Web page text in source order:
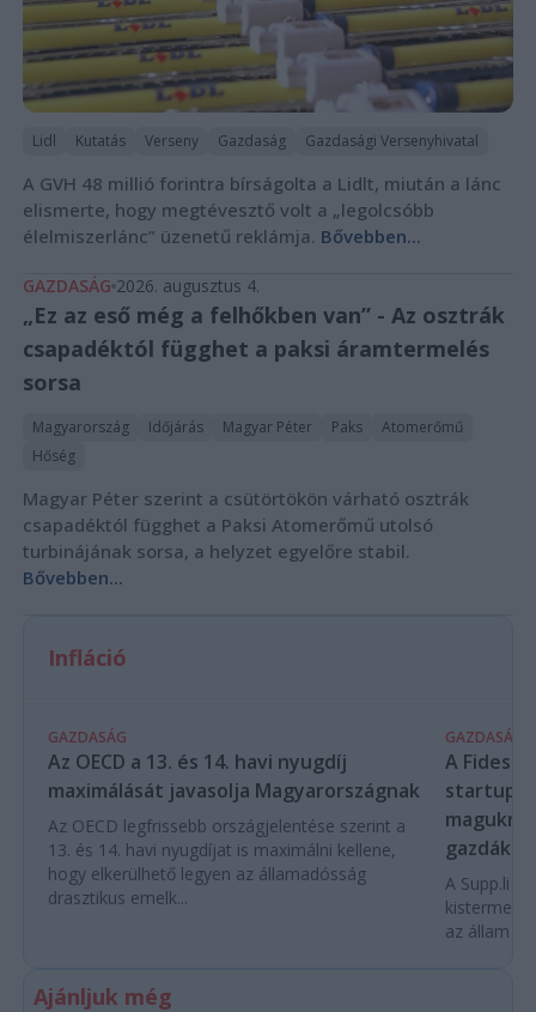
Lidl Kutatás Verseny Gazdaság Gazdasági Versenyhivatal
A GVH 48 millió forintra bírságolta a Lidlt, miután a lánc
elismerte, hogy megtévesztő volt a „legolcsóbb
élelmiszerlánc” üzenetű reklámja. Bővebben...
GAZDASÁG 2026. augusztus 4.
„Ez az eső még a felhőkben van” - Az osztrák
csapadéktól függhet a paksi áramtermelés
sorsa
Magyarország Időjárás Magyar Péter Paks
Atomerőmű
Hőség
Magyar Péter szerint a csütörtökön várható osztrák
csapadéktól függhet a Paksi Atomerőmű utolsó
turbinájának sorsa, a helyzet egyelőre stabil.
Bővebben...
Infláció
GAZDASÁG
Az OECD a 13. és 14. havi nyugdíj
maximálását javasolja Magyarországnak
Az OECD legfrissebb országjelentése szerint a
13. és 14. havi nyugdíjat is maximálni kellene,
hogy elkerülhető legyen az államadósság
drasztikus emelk...
GAZDASÁG
A
magukra
gazdákat
A Supp.li
az állam
Ajánljuk még